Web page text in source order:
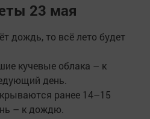
23 мая
дождь, то всё лето будет
кучевые облака – к
день.
ранее 14–15
– к дождю.